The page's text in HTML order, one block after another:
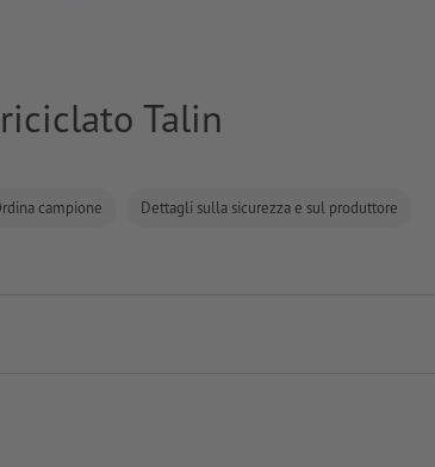
Talin
campione Dettagli sulla sicurezza e sul produttore